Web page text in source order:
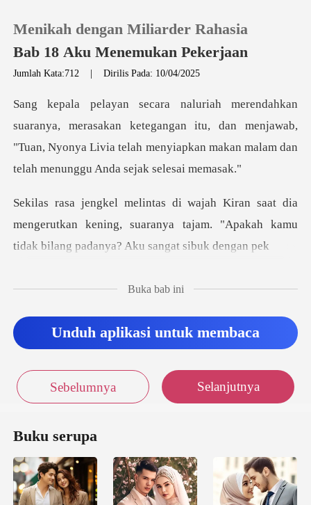
0
Pengisian Ulang
Keluar
Menikah dengan Miliarder Rahasia
Bab 18 Aku Menemukan Pekerjaan
Jumlah Kata:712 |Dirilis Pada: 10/04/2025
kan ketegangan itu, dan menjawab,
"Tuan, Nyonya Livia telah meny
dia
mengerutkan kening, suaranya tajam. "Apakah ka
Buka bab ini
Unduh aplikasi untuk membaca
Sebelumnya Selanjutnya
Buku serupa